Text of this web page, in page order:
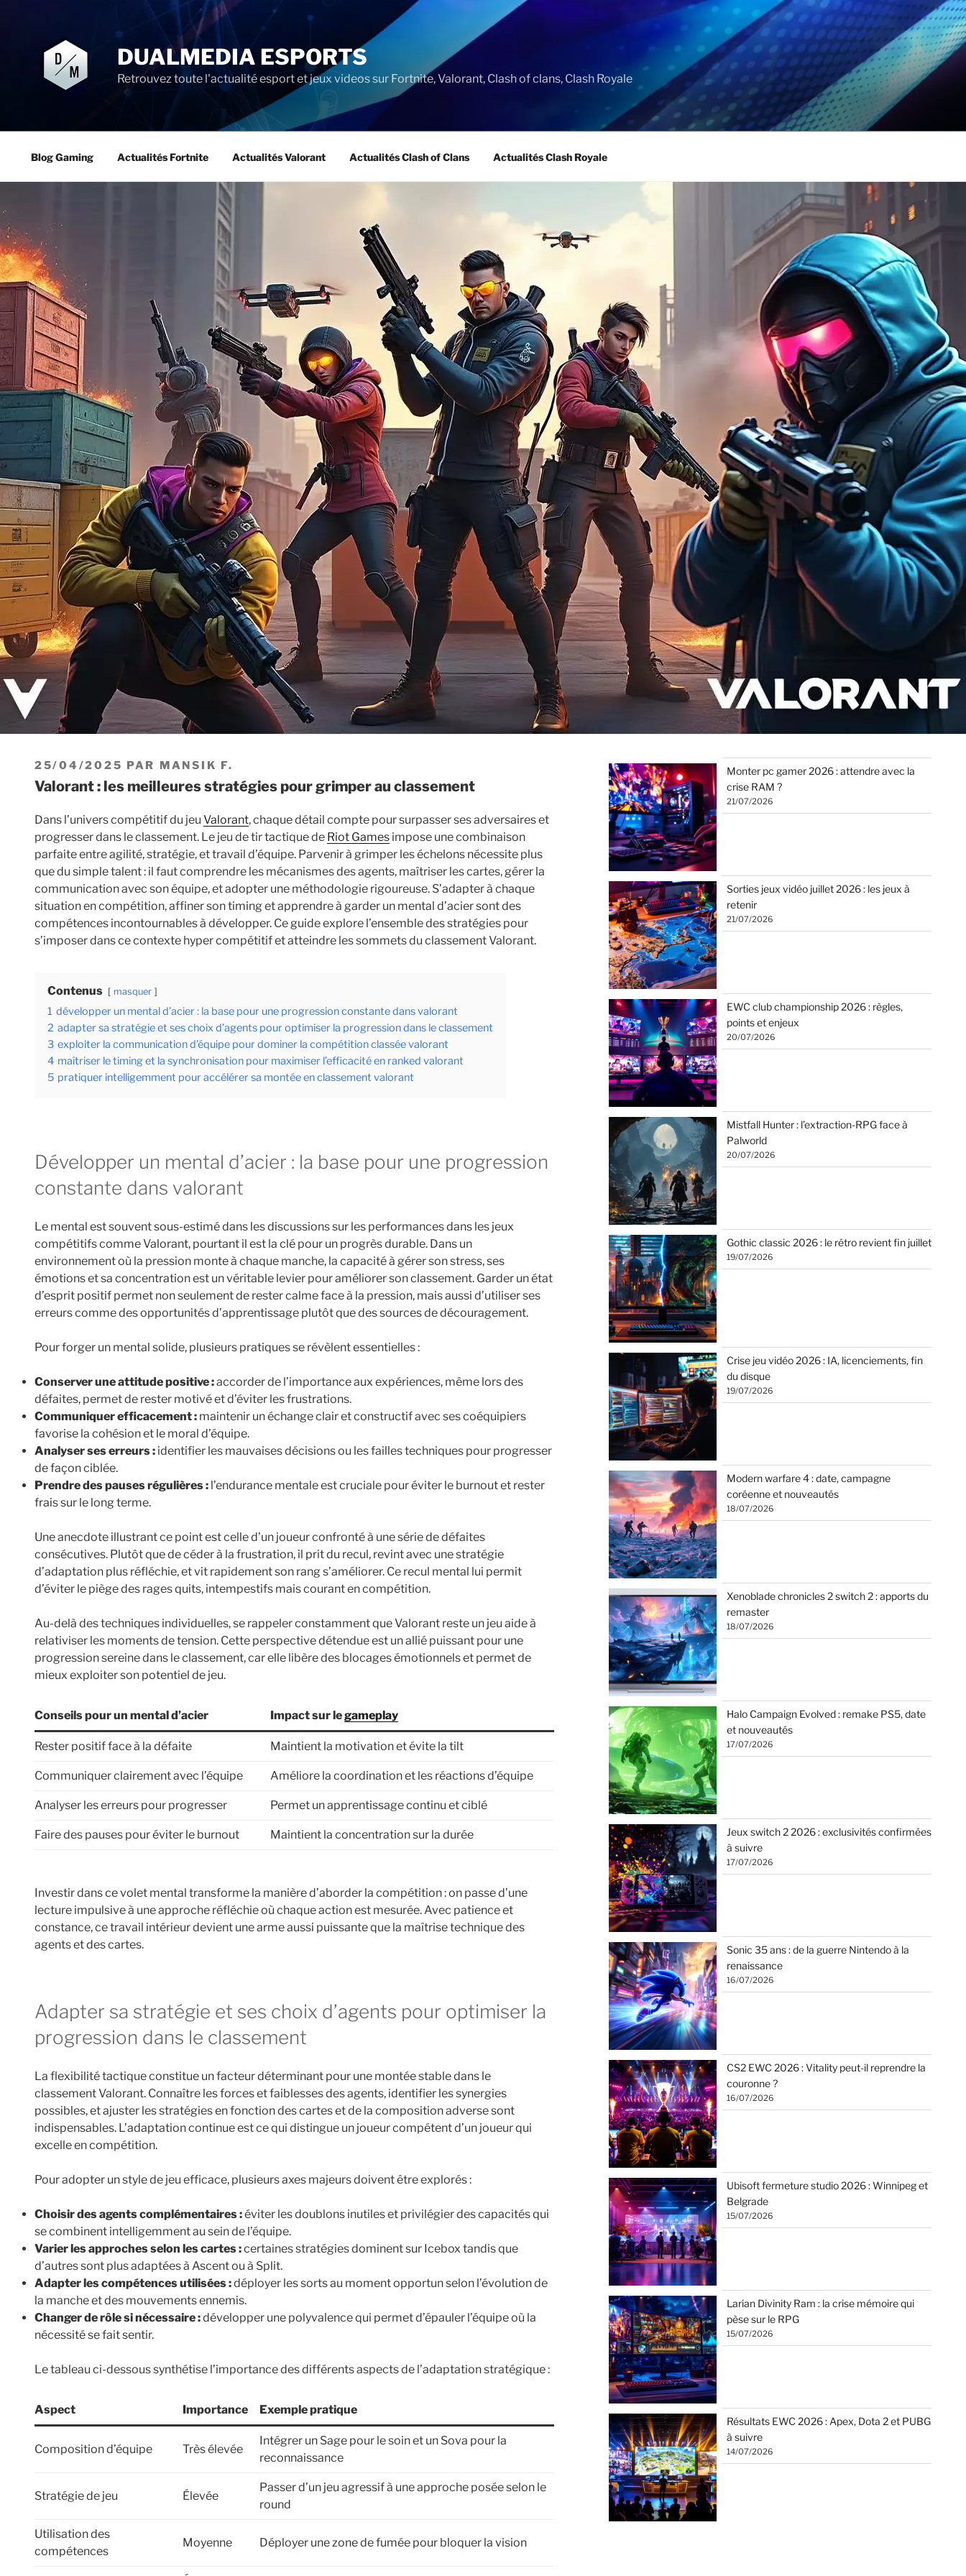
principal
DUALMEDIA ESPORTS
Retrouvez toute l'actualité esport et jeux videos sur Fortnite, Valorant, Clash of clans, Clash Royale
Blog Gaming Actualités Fortnite Actualités Valorant Actualités Clash of Clans Actualités Clash Royale
PUBLIÉ
LE
25/04/2025 PAR MANSIK F.
Valorant : les meilleures stratégies pour grimper au classement
Dans l’univers compétitif du jeu Valorant, chaque détail compte pour surpasser ses adversaires et
progresser dans le classement. Le jeu de tir tactique de Riot Games impose une combinaison
parfaite entre agilité, stratégie, et travail d’équipe. Parvenir à grimper les échelons nécessite plus
que du simple talent : il faut comprendre les mécanismes des agents, maîtriser les cartes, gérer la
communication avec son équipe, et adopter une méthodologie rigoureuse. S’adapter à chaque
situation en compétition, affiner son timing et apprendre à garder un mental d’acier sont des
compétences incontournables à développer. Ce guide explore l’ensemble des stratégies pour
s’imposer dans ce contexte hyper compétitif et atteindre les sommets du classement Valorant.
Contenus masquer
1 développer un mental d’acier : la base pour une progression constante dans valorant
2 adapter sa stratégie et ses choix d’agents pour optimis­er la progression dans le classement
3 exploiter la communication d’équipe pour dominer la compétition classée valorant
4 maîtriser le timing et la synchronisation pour maximiser l’efficacité en ranked valorant
5 pratiquer intelligemment pour accélérer sa montée en classement valorant
développer un mental d’acier : la base pour une progression
constante dans valorant
Le mental est souvent sous-estimé dans les discussions sur les performances dans les jeux
compétitifs comme Valorant, pourtant il est la clé pour un progrès durable. Dans un
environnement où la pression monte à chaque manche, la capacité à gérer son stress, ses
émotions et sa concentration est un véritable levier pour améliorer son classement. Garder un état
d’esprit positif permet non seulement de rester calme face à la pression, mais aussi d’utiliser ses
erreurs comme des opportunités d’apprentissage plutôt que des sources de découragement.
Pour forger un mental solide, plusieurs pratiques se révèlent essentielles :
Conserver une attitude positive :accorder de l’importance aux expériences, même lors des
défaites, permet de rester motivé et d’éviter les frustrations.
Communiquer efficacement : maintenir un échange clair et constructif avec ses coéquipiers
favorise la cohésion et le moral d’équipe.
Analyser ses erreurs : identifier les mauvaises décisions ou les failles techniques pour progresser
de façon ciblée.
Prendre des pauses régulières : l’endurance mentale est cruciale pour éviter le burnout et rester
frais sur le long terme.
Une anecdote illustrant ce point est celle d’un joueur confronté à une série de défaites
consécutives. Plutôt que de céder à la frustration, il prit du recul, revint avec une stratégie
d’adaptation plus réfléchie, et vit rapidement son rang s’améliorer. Ce recul mental lui permit
d’éviter le piège des rages quits, intempestifs mais courant en compétition.
Au-delà des techniques individuelles, se rappeler constamment que Valorant reste un jeu aide à
relativiser les moments de tension. Cette perspective détendue est un allié puissant pour une
progression sereine dans le classement, car elle libère des blocages émotionnels et permet de
mieux exploiter son potentiel de jeu.
Conseils pour un mental d’acier Impact sur legameplay
Rester positif face à la défaite Maintient la motivation et évite la tilt
Communiquer clairement avec l’équipe Améliore la coordination et les réactions d’équipe
Analyser les erreurs pour progresser Permet un apprentissage continu et ciblé
Faire des pauses pour éviter le burnout Maintient la concentration sur la durée
Investir dans ce volet mental transforme la manière d’aborder la compétition : on passe d’une
lecture impulsive à une approche réfléchie où chaque action est mesurée. Avec patience et
constance, ce travail intérieur devient une arme aussi puissante que la maîtrise technique des
agents et des cartes.
adapter sa stratégie et ses choix d’agents pour optimis­er la
progression dans le classement
La flexibilité tactique constitue un facteur déterminant pour une montée stable dans le
classement Valorant. Connaître les forces et faiblesses des agents, identifier les synergies
possibles, et ajuster les stratégies en fonction des cartes et de la composition adverse sont
indispensables. L’adaptation continue est ce qui distingue un joueur compétent d’un joueur qui
excelle en compétition.
Pour adopter un style de jeu efficace, plusieurs axes majeurs doivent être explorés :
Choisir des agents complémentaires :éviter les doublons inutiles et privilégier des capacités qui
se combinent intelligemment au sein de l’équipe.
Varier les approches selon les cartes :certaines stratégies dominent sur Icebox tandis que
d’autres sont plus adaptées à Ascent ou à Split.
Adapter les compétences utilisées :déployer les sorts au moment opportun selon l’évolution de
la manche et des mouvements ennemis.
Changer de rôle si nécessaire :développer une polyvalence qui permet d’épauler l’équipe où la
nécessité se fait sentir.
Le tableau ci-dessous synthétise l’importance des différents aspects de l’adaptation stratégique :
Aspect Importance Exemple pratique
Composition d’équipe Très élevée
Intégrer un Sage pour le soin et un Sova pour la
reconnaissance
Stratégie de jeu Élevée
Passer d’un jeu agressif à une approche posée selon le
round
Utilisation des
compétences
Moyenne Déployer une zone de fumée pour bloquer la vision
Monter pc gamer 2026 : attendre avec la
crise RAM ?
21/07/2026
Sorties jeux vidéo juillet 2026 : les jeux à
retenir
21/07/2026
EWC club championship 2026 : règles,
points et enjeux
20/07/2026
Mistfall Hunter : l’extraction-RPG face à
Palworld
20/07/2026
Gothic classic 2026 : le rétro revient fin juillet
19/07/2026
Crise jeu vidéo 2026 : IA, licenciements, fin
du disque
19/07/2026
Modern warfare 4 : date, campagne
coréenne et nouveautés
18/07/2026
Xenoblade chronicles 2 switch 2 : apports du
remaster
18/07/2026
Halo Campaign Evolved : remake PS5, date
et nouveautés
17/07/2026
Jeux switch 2 2026 : exclusivités confirmées
à suivre
17/07/2026
Sonic 35 ans : de la guerre Nintendo à la
renaissance
16/07/2026
CS2 EWC 2026 : Vitality peut-il reprendre la
couronne ?
16/07/2026
Ubisoft fermeture studio 2026 : Winnipeg et
Belgrade
15/07/2026
Larian Divinity Ram : la crise mémoire qui
pèse sur le RPG
15/07/2026
Résultats EWC 2026 : Apex, Dota 2 et PUBG
à suivre
14/07/2026